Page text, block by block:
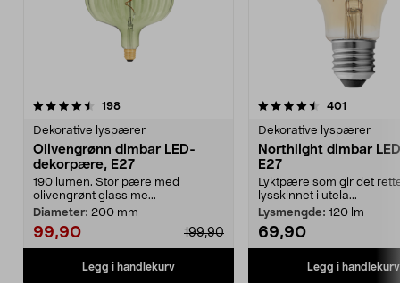
198anmeldelser
Dekorative lyspærer
Olivengrønn dimbar LED-
dekorpære, E27
190 lumen. Stor pære med
olivengrønt glass me...
Diameter: 200 mm
99,90 199,90
Legg i handlekurv
4.5 av 5 stjerner 401
Dekorative lyspærer
Northlight dimbar
E27
Lyktpære som gir det
lysskinnet i utela...
Lysmengde: 120 lm
69,90
Legg i handlekurv
4.5 av 5 stjerner